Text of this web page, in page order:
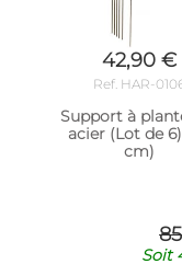
42,90 €
Ref. HAR-
Support à
acier (Lot de
cm)
Soit